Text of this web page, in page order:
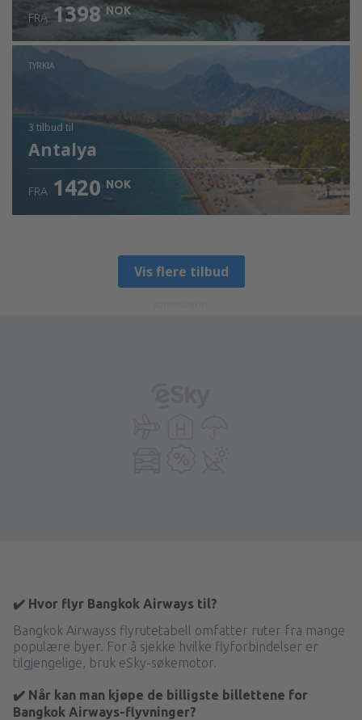
FRA 1398 NOK
TYRKIA
3 tilbud til
Antalya
FRA 1420 NOK
Vis flere tilbud
✔️ Hvor flyr Bangkok Airways til?
Bangkok Airwayss flyrutetabell omfatter ruter fra mange
populære byer. For å sjekke hvilke flyforbindelser er
tilgjengelige, bruk eSky-søkemotor.
✔️ Når kan man kjøpe de billigste billettene for
Bangkok Airways-flyvninger?